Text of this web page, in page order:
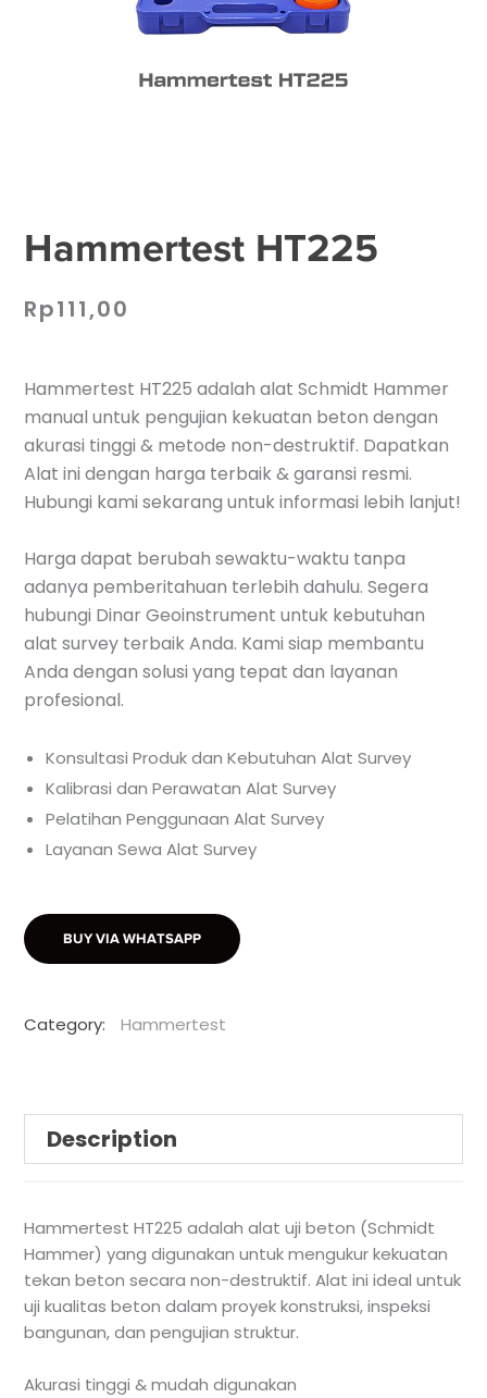
Hammertest HT225
Rp111,00
Hammertest HT225 adalah alat Schmidt Hammer
manual untuk pengujian kekuatan beton dengan
akurasi tinggi & metode non-destruktif. Dapatkan
Alat ini dengan harga terbaik & garansi resmi.
Hubungi kami sekarang untuk informasi lebih lanjut!
Harga dapat berubah sewaktu-waktu tanpa
adanya pemberitahuan terlebih dahulu. Segera
hubungi Dinar Geoinstrument untuk kebutuhan
alat survey terbaik Anda. Kami siap membantu
Anda dengan solusi yang tepat dan layanan
profesional.
Konsultasi Produk dan Kebutuhan Alat Survey
Kalibrasi dan Perawatan Alat Survey
Pelatihan Penggunaan Alat Survey
Layanan Sewa Alat Survey
BUY VIA WHATSAPP
Category: Hammertest
Description
Hammertest HT225 adalah alat uji beton (Schmidt
Hammer) yang digunakan untuk mengukur kekuatan
tekan beton secara non-destruktif. Alat ini ideal untuk
uji kualitas beton dalam proyek konstruksi, inspeksi
bangunan, dan pengujian struktur.
Akurasi tinggi & mudah digunakan